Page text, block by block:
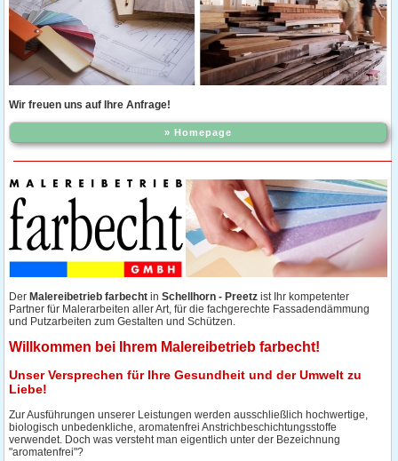
Wir freuen uns auf Ihre Anfrage!
» Homepage
Der Malereibetrieb farbechtin Schellhorn - Preetzist Ihr kompetenter
Partner für Malerarbeiten aller Art, für die fachgerechte Fassadendämmung
und Putzarbeiten zum Gestalten und Schützen.
Willkommen bei Ihrem Malereibetrieb farbecht!
Unser Versprechen für Ihre Gesundheit und der Umwelt zu
Liebe!
Zur Ausführungen unserer Leistungen werden ausschließlich hochwertige,
biologisch unbedenkliche, aromatenfrei Anstrichbeschichtungsstoffe
verwendet. Doch was versteht man eigentlich unter der Bezeichnung
"aromatenfrei"?